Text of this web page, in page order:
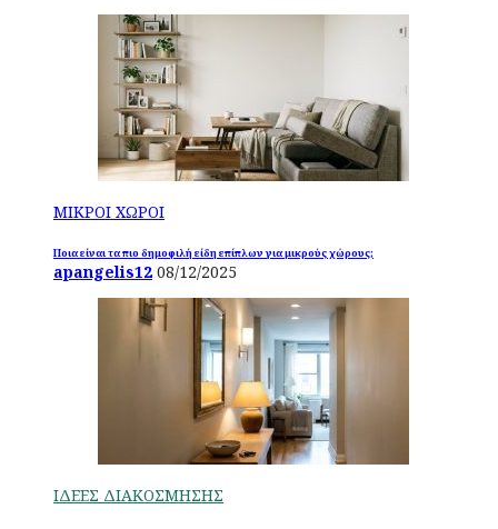
ΜΙΚΡΟΙ ΧΩΡΟΙ
Ποια είναι τα πιο δημοφιλή είδη επίπλων για μικρούς χώρους;
apangelis12 08/12/2025
ΙΔΕΕΣ ΔΙΑΚΟΣΜΗΣΗΣ